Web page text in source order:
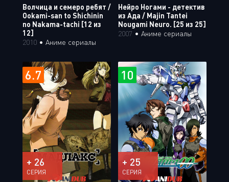
Волчица и семеро ребят /
Ookami-san to Shichinin
no Nakama-tachi [12 из
12]
2010 • Аниме сериалы
Нейро Ногами - детектив
из Ада / Majin Tantei
Nougami Neuro. [25 из 25]
2007 • Аниме сериалы
6.7
+ 26
СЕРИЯ
10
+ 25
СЕРИЯ